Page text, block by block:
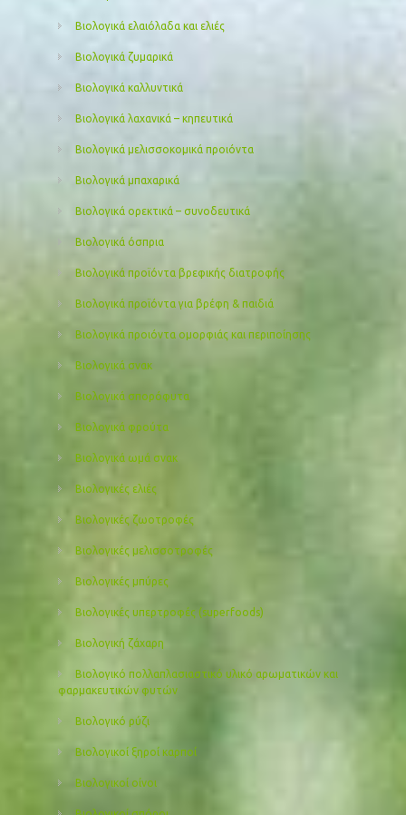
Βιολογικά ελαιόλαδα και ελιές
Βιολογικά ζυμαρικά
Βιολογικά καλλυντικά
Βιολογικά λαχανικά – κηπευτικά
Βιολογικά μελισσοκομικά προιόντα
Βιολογικά μπαχαρικά
Βιολογικά ορεκτικά – συνοδευτικά
Βιολογικά όσπρια
Βιολογικά προϊόντα βρεφικής διατροφής
Βιολογικά προϊόντα για βρέφη & παιδιά
Βιολογικά προιόντα ομορφιάς και περιποίησης
Βιολογικά σνακ
Βιολογικά σπορόφυτα
Βιολογικά φρούτα
Βιολογικά ωμά σνακ
Βιολογικές ελιές
Βιολογικές ζωοτροφές
Βιολογικές μελισσοτροφές
Βιολογικές μπύρες
Βιολογικές υπερτροφές (superfoods)
Βιολογική ζάχαρη
Βιολογικό πολλαπλασιαστικό υλικό αρωματικών και
φαρμακευτικών φυτών
Βιολογικό ρύζι
Βιολογικοί ξηροί καρποί
Βιολογικοί οίνοι